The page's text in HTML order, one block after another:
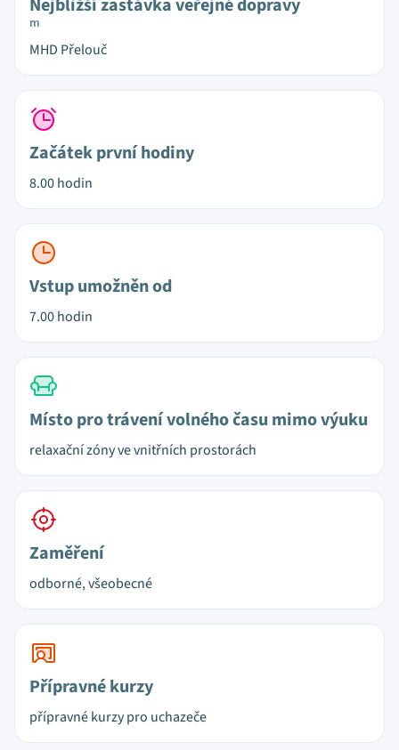
Nejbližší zastávka veřejné dopravy
m
MHD Přelouč
Začátek první hodiny
8.00 hodin
Vstup umožněn od
7.00 hodin
Místo pro trávení volného času mimo výuku
relaxační zóny ve vnitřních prostorách
Zaměření
odborné, všeobecné
Přípravné kurzy
přípravné kurzy pro uchazeče